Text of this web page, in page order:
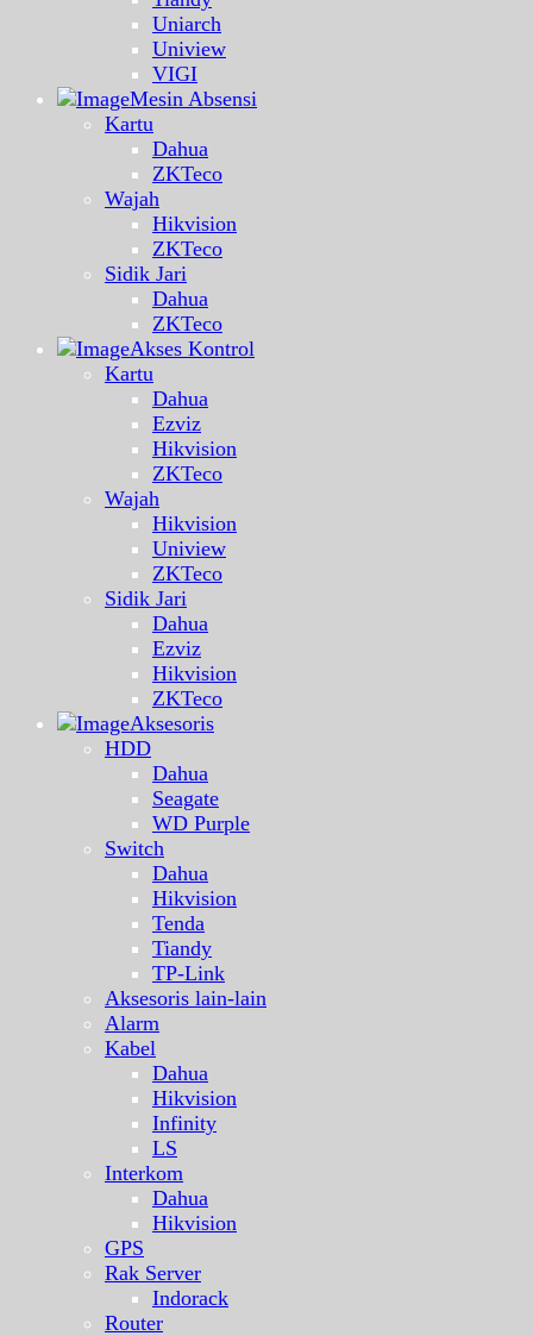
Uniarch
Uniview
VIGI
Mesin Absensi
Kartu
Dahua
ZKTeco
Wajah
Hikvision
ZKTeco
Sidik Jari
Dahua
ZKTeco
Akses Kontrol
Kartu
Dahua
Ezviz
Hikvision
ZKTeco
Wajah
Hikvision
Uniview
ZKTeco
Sidik Jari
Dahua
Ezviz
Hikvision
ZKTeco
Aksesoris
HDD
Dahua
Seagate
WD Purple
Switch
Dahua
Hikvision
Tenda
Tiandy
TP-Link
Aksesoris lain-lain
Alarm
Kabel
Dahua
Hikvision
Infinity
LS
Interkom
Dahua
Hikvision
GPS
Rak Server
Indorack
Router